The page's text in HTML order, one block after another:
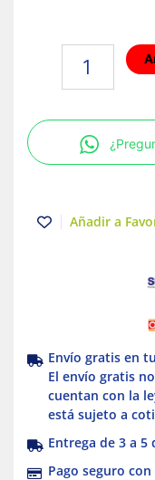
5mts.
Naranja
Igoto
Añadir a
Envío gratis en
El envío gratis
cuentan con la
está sujeto a
Entrega de 3 a 5
Pago seguro